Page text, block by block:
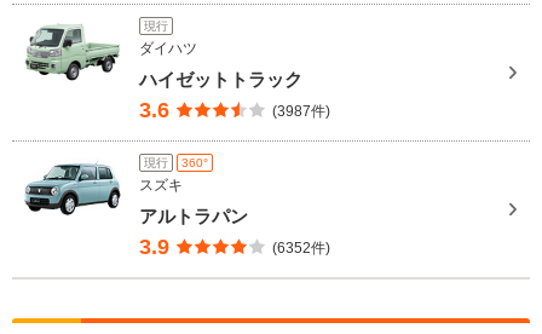
現行
ダイハツ
ハイゼットトラック
3.6 (3987件)
現行 360°
スズキ
アルトラパン
3.9 (6352件)